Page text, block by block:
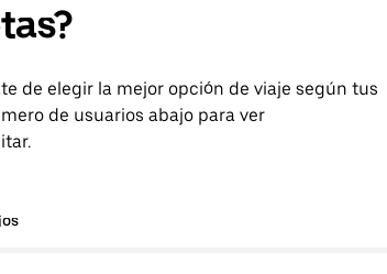
de elegir la mejor opción de viaje según tus
de usuarios abajo para ver